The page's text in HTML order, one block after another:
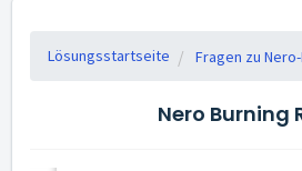
Lösungsstartseite Fragen zu
Nero Burning